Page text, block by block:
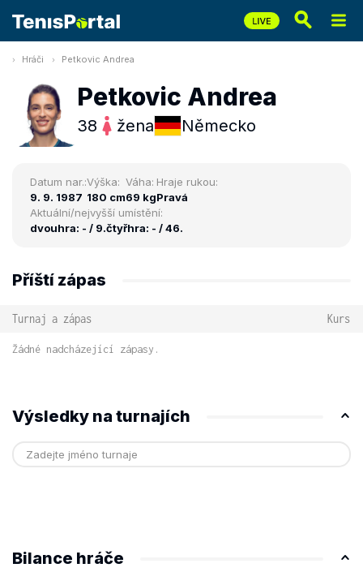
Hráči Petkovic Andrea
Petkovic Andrea
38 žena Německo
Datum nar.:
9. 9. 1987
Výška:
180 cm
Váha:
69 kg
Hraje rukou:
Pravá
Aktuální/nejvyšší umístění:
dvouhra: - / 9.čtyřhra: - / 46.
Příští zápas
Turnaj a zápas Kurs
Žádné nadcházející zápasy.
Výsledky na turnajích
Bilance hráče